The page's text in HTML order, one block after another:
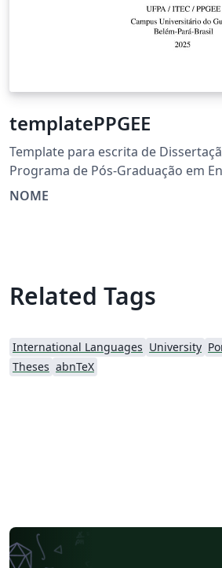
templatePPGEE
Template para escrita de
Programa de Pós-Graduação em
(PPGEE) da Universidade Federal do
NOME
Related Tags
International Languages University
Theses abnTeX